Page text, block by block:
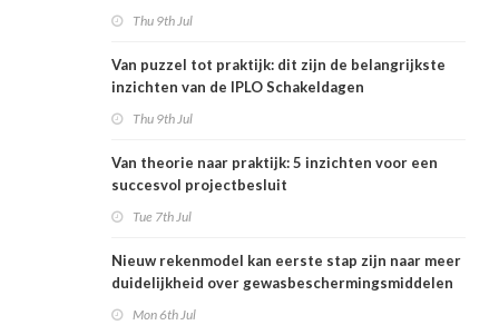
Thu 9th Jul
Van puzzel tot praktijk: dit zijn de belangrijkste
inzichten van de IPLO Schakeldagen
Thu 9th Jul
Van theorie naar praktijk: 5 inzichten voor een
succesvol projectbesluit
Tue 7th Jul
Nieuw rekenmodel kan eerste stap zijn naar meer
duidelijkheid over gewasbeschermingsmiddelen
Mon 6th Jul